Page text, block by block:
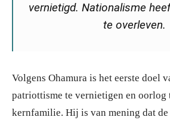
vernietigd. Nationalisme
te overleven.
Volgens Ohamura is het eerste doel
patriottisme te vernietigen en oorlog
kernfamilie. Hij is van mening dat